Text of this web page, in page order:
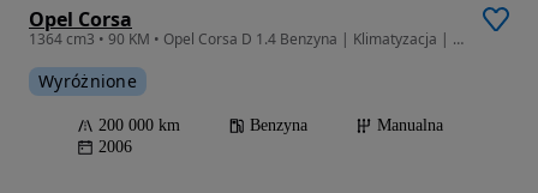
Opel Corsa
1364 cm3 • 90 KM • Opel Corsa D 1.4 Benzyna | Klimatyzacja | Zadbana
Wyróżnione
200 000 km Benzyna
Manualna
2006